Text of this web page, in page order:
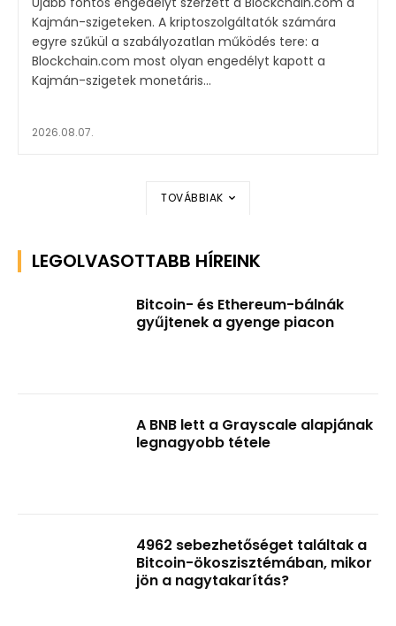
Kajmán-szigeteken. A kriptoszolgáltatók számára
egyre szűkül a szabályozatlan működés tere: a
Blockchain.com most olyan engedélyt kapott a
Kajmán-szigetek monetáris...
2026.08.07.
TOVÁBBIAK
LEGOLVASOTTABB HÍREINK
Bitcoin- és Ethereum-bálnák
gyűjtenek a gyenge piacon
A BNB lett a Grayscale alapjának
legnagyobb tétele
4962 sebezhetőséget találtak a
Bitcoin-ökoszisztémában, mikor
jön a nagytakarítás?